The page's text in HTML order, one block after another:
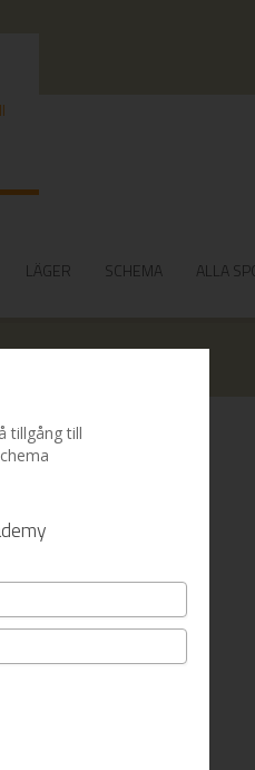
LÄGER SCHEMA ALLA
tillgång till